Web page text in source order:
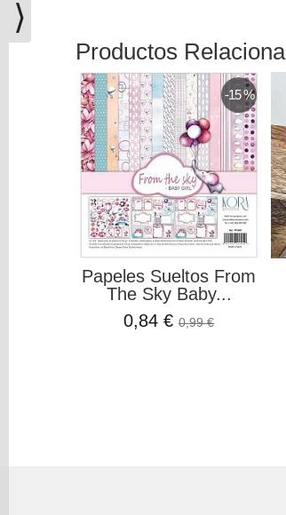
compra
vacío
Redes
Sociales
Instagram
Facebook
Productos
-15 %
Papeles Sueltos From
The Sky Baby...
0,84 €0,99 €
⟩